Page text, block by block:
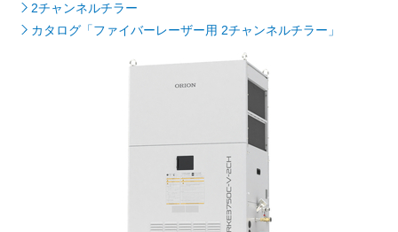
2チャンネルチラー
カタログ「ファイバーレーザー用 2チャンネルチラー」